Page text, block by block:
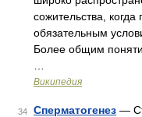
сожительства, когда
обязательным
Более общим
Википедия
34 Сперматогенез —